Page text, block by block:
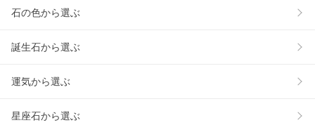
石の色から選ぶ
誕生石から選ぶ
運気から選ぶ
星座石から選ぶ